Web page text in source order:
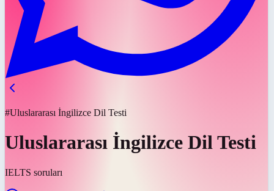
#Uluslararası İngilizce Dil Testi
Uluslararası İngilizce Dil Testi
IELTS soruları